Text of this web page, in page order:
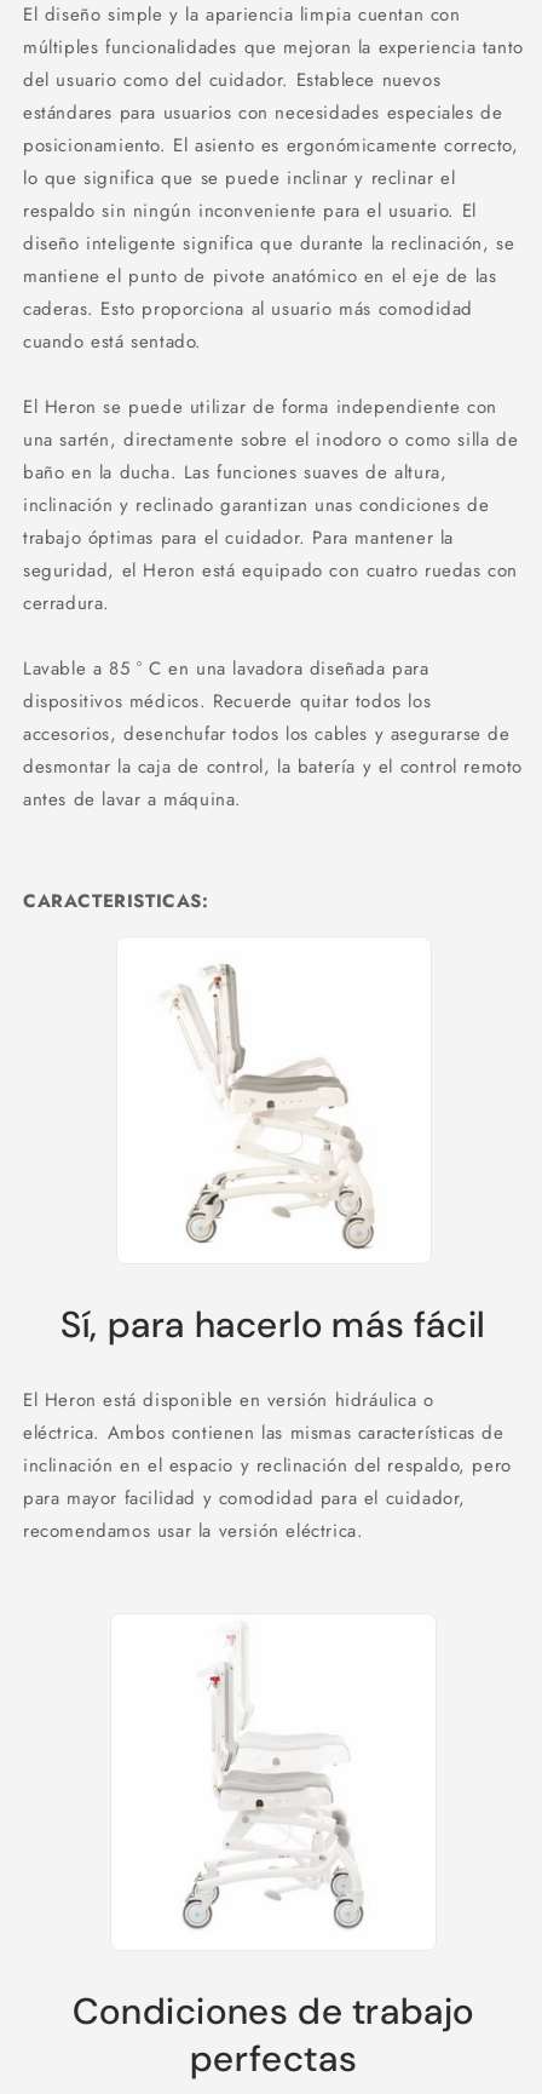
El diseño simple y la apariencia limpia cuentan con
múltiples funcionalidades que mejoran la experiencia tanto
del usuario como del cuidador. Establece nuevos
estándares para usuarios con necesidades especiales de
posicionamiento. El asiento es ergonómicamente correcto,
lo que significa que se puede inclinar y reclinar el
respaldo sin ningún inconveniente para el usuario. El
diseño inteligente significa que durante la reclinación, se
mantiene el punto de pivote anatómico en el eje de las
caderas. Esto proporciona al usuario más comodidad
cuando está sentado.
El Heron se puede utilizar de forma independiente con
una sartén, directamente sobre el inodoro o como silla de
baño en la ducha. Las funciones suaves de altura,
inclinación y reclinado garantizan unas condiciones de
trabajo óptimas para el cuidador. Para mantener la
seguridad, el Heron está equipado con cuatro ruedas con
cerradura.
Lavable a 85 ° C en una lavadora diseñada para
dispositivos médicos. Recuerde quitar todos los
accesorios, desenchufar todos los cables y asegurarse de
desmontar la caja de control, la batería y el control remoto
antes de lavar a máquina.
CARACTERISTICAS:
Sí, para hacerlo más fácil
El Heron está disponible en versión hidráulica o
eléctrica. Ambos contienen las mismas características de
inclinación en el espacio y reclinación del respaldo, pero
para mayor facilidad y comodidad para el cuidador,
recomendamos usar la versión eléctrica.
Condiciones de trabajo
perfectas